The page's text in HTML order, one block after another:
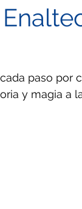
paso por
y magia a